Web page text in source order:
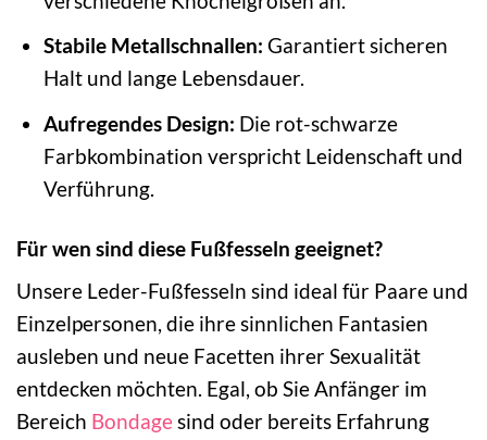
Stabile Metallschnallen: Garantiert sicheren
Halt und lange Lebensdauer.
Aufregendes Design: Die rot-schwarze
Farbkombination verspricht Leidenschaft und
Verführung.
Für wen sind diese Fußfesseln geeignet?
Unsere Leder-Fußfesseln sind ideal für Paare und
Einzelpersonen, die ihre sinnlichen Fantasien
ausleben und neue Facetten ihrer Sexualität
entdecken möchten. Egal, ob Sie Anfänger im
Bereich Bondagesind oder bereits Erfahrung